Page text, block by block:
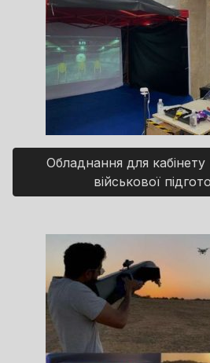
Обладнання для кабінету
військової